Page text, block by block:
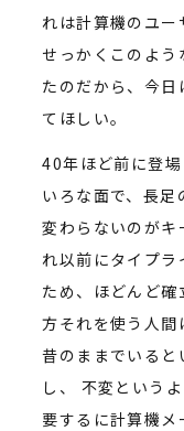
れは計算機のユー
せっかくこのよ
たのだから、今
てほしい。
40年ほど前に登
いろな面で、長
変わらないのがキ
れ以前にタイプ
ため、ほどんど
方それを使う人間
昔のままでいると
し、 不変という
要するに計算機